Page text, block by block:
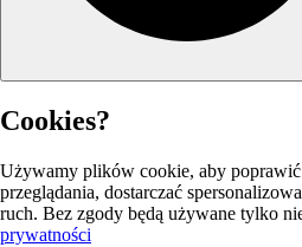
Cookies?
Używamy plików cookie, aby
przeglądania, dostarczać
ruch. Bez zgody będą używane tylko
prywatności